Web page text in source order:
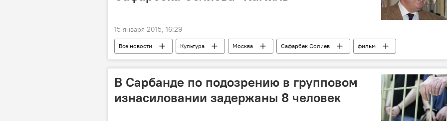
15 января 2015, 16:29
Все новости Культура Москва Сафарбек Солиев фильм
В Сарбанде по подозрению в групповом
изнасиловании задержаны 8 человек